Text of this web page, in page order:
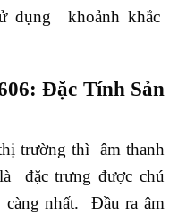
dụng khoảnh khắc
Đặc Tính Sản
trường thì âm thanh
đặc trưng được chú
nhất. Đầu ra âm